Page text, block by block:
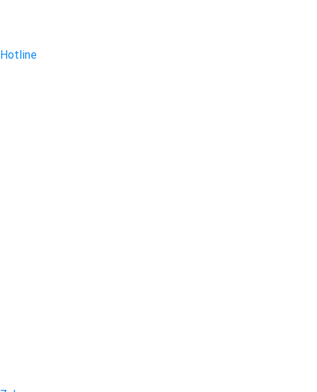
Hotline